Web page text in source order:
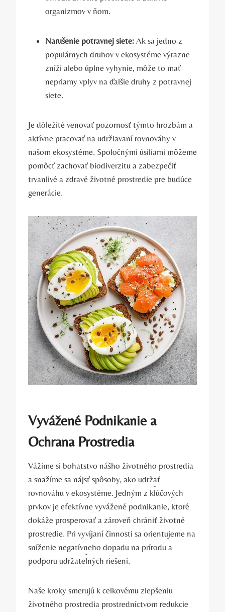
organizmov v ňom.
Narušenie potravnej siete: Ak sa jedno z
populárnych druhov v ekosystéme výrazne
zníži alebo úplne vyhynie, môže to mať
nepriamy vplyv na ďalšie druhy z potravnej
siete.
Je dôležité venovať pozornosť týmto hrozbám a
aktívne pracovať na udržiavaní rovnováhy v
našom ekosystéme. Spoločnými úsiliami môžeme
pomôcť zachovať biodiverzitu a zabezpečiť
trvanlivé a zdravé životné prostredie pre budúce
generácie.
Vyvážené Podnikanie a
Ochrana Prostredia
Vážime si bohatstvo nášho životného prostredia
a snažíme sa nájsť spôsoby, ako udržať
rovnováhu v ekosystéme. Jedným z kľúčových
prvkov je efektívne vyvážené podnikanie, ktoré
dokáže prosperovať a zároveň chrániť životné
prostredie. Pri vyvíjaní činnosti sa orientujeme na
sníženie negatívneho dopadu na prírodu a
podporu udržateľných riešení.
Naše kroky smerujú k celkovému zlepšeniu
životného prostredia prostredníctvom redukcie